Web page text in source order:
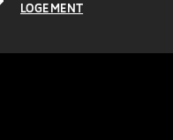
LOGEMENT